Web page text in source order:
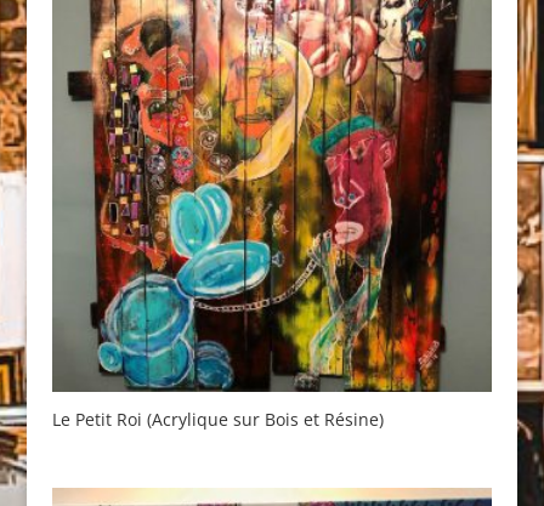
Le Petit Roi (Acrylique sur Bois et Résine)